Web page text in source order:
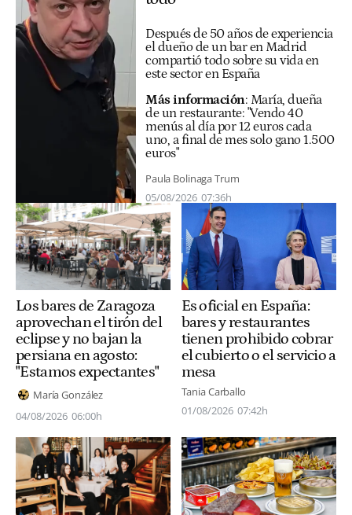
Después de 50 años de experiencia
el dueño de un bar en Madrid
compartió todo sobre su vida en
este sector en España
Más información: María, dueña
de un restaurante: "Vendo 40
menús al día por 12 euros cada
uno, a final de mes solo gano 1.500
euros"
Paula Bolinaga Trum
05/08/2026 07:36h
Los bares de Zaragoza
aprovechan el tirón del
eclipse y no bajan la
persiana en agosto:
"Estamos expectantes"
María González
04/08/2026 06:00h
Es oficial en España:
bares y restaurantes
tienen prohibido cobrar
el cubierto o el servicio a
mesa
Tania Carballo
01/08/2026 07:42h